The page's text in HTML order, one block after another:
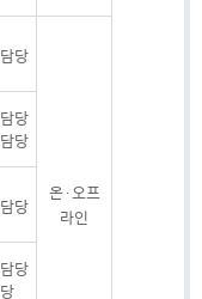
당
온·오프
라인
당
당
당
당